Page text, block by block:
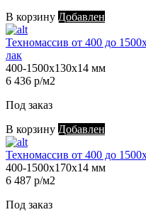
В корзину Добавлен
Техномассив от 400 до
лак
400-1500х130х14 мм
6 436 р/м2
Под заказ
В корзину Добавлен
Техномассив от 400 до
400-1500х170х14 мм
6 487 р/м2
Под заказ